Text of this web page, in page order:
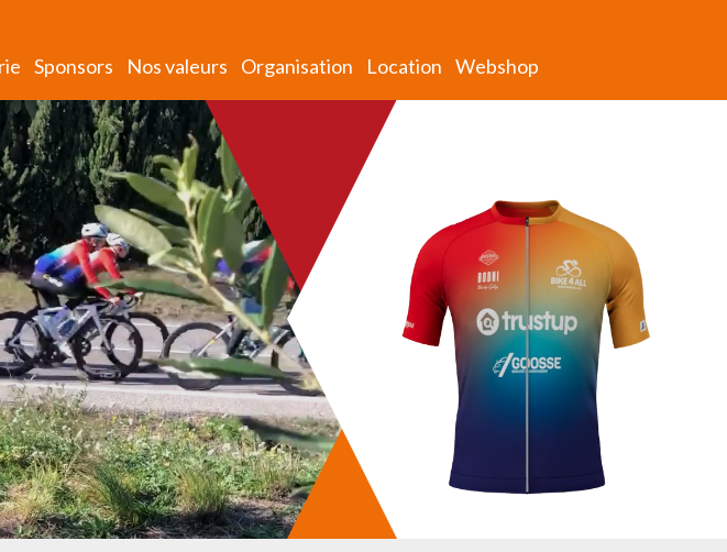
Sponsors Nos valeurs Organisation Location Webshop